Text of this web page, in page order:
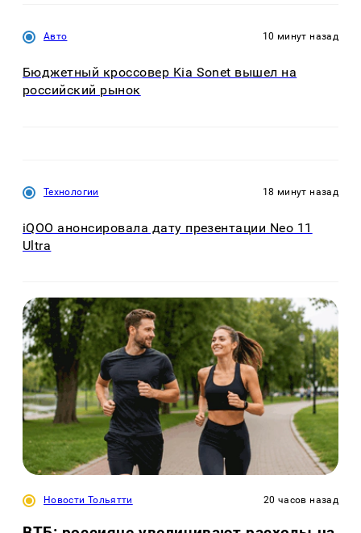
Авто 10 минут назад
Бюджетный кроссовер Kia Sonet вышел на
российский рынок
Технологии 18 минут назад
iQOO анонсировала дату презентации Neo 11
Ultra
Новости Тольятти 20 часов назад